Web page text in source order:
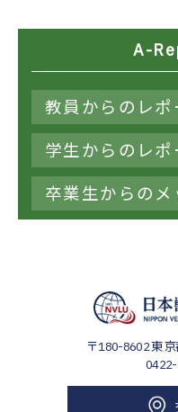
A-
教員からのレポ
学生からのレポ
卒業生からのメ
〒180-8602東
0422-